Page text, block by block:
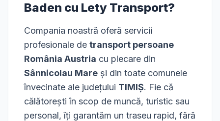
Baden cu Lety Transport?
Compania noastră oferă servicii
profesionale de transport persoane
România Austria cu plecare din
Sânnicolau Mare și din toate comunele
învecinate ale județului TIMIȘ. Fie că
călătorești în scop de muncă, turistic sau
personal, îți garantăm un traseu rapid, fără